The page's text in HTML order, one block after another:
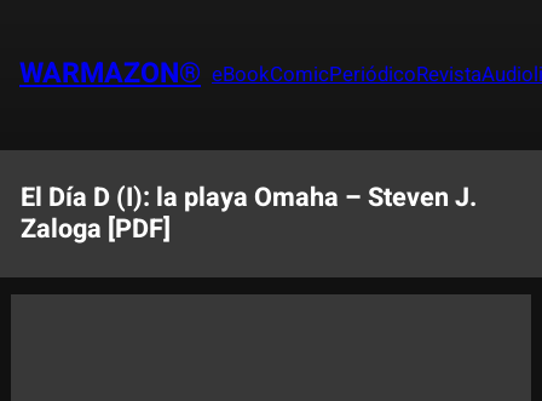
contenido
WARMAZON® eBookComicPeriódicoRevista
El Día D (I): la playa Omaha – Steven J.
Zaloga [PDF]